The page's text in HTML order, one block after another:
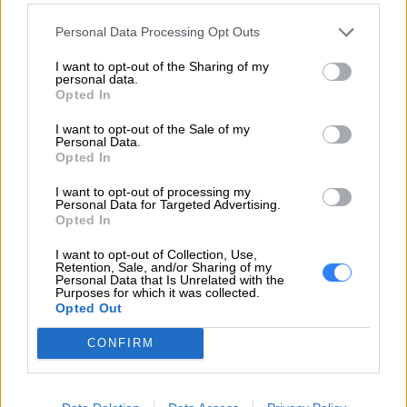
Personal Data Processing Opt Outs
I want to opt-out of the Sharing of my
personal data.
Opted In
I want to opt-out of the Sale of my
Personal Data.
Opted In
I want to opt-out of processing my
Personal Data for Targeted Advertising.
Opted In
I want to opt-out of Collection, Use,
Retention, Sale, and/or Sharing of my
Personal Data that Is Unrelated with the
Purposes for which it was collected.
Opted Out
CONFIRM
siódmej generacji, dużo pamięci RAM oraz bardzo
szybki dysk SSD – wszystko to spowoduje, że
otworzysz aplikacje 30 procent szybciej niż inni i
wcześniej.
pracoholików, komponentem, który wyróżnia
wydajne laptopy Lenovo
bateria wykonana w technologii Power Bridge. To
właśnie dzięki niej masz możliwość pracowania
aż 16 godzin po pełnym naładowaniu baterii. Bez
okablowania, ładowania i nagłego wyłączenia
komputera z powodu braku energii. Taka
wytrzymałość baterii sprawia, że możesz udać się